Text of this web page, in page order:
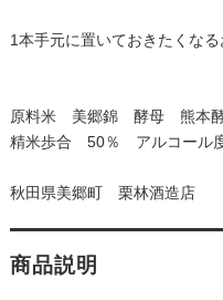
1本手元に置いておきたくなる
原料米 美郷錦 酵母 熊本
精米歩合 50％ アルコール
秋田県美郷町 栗林酒造店
商品説明